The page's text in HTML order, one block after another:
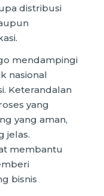
distribusi
mendampingi
nasional
Keterandalan
yang
yang aman,
jelas.
membantu
bisnis